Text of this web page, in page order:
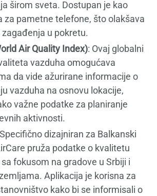
širom sveta. Dostupan je kao
za pametne telefone, što olakšava
u pokretu.
Air Quality Index): Ovaj globalni
vazduha omogućava
da vide ažurirane informacije o
vazduha na osnovu lokacije,
važne podatke za planiranje
aktivnosti.
dizajniran za Balkanski
pruža podatke o kvalitetu
fokusom na gradove u Srbiji i
Aplikacija je korisna za
kako bi se informisali o